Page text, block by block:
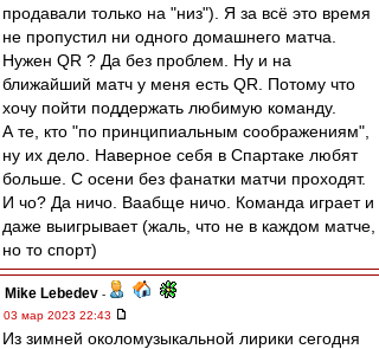
продавали только на "низ"). Я за всё это время
не пропустил ни одного домашнего матча.
Нужен QR ? Да без проблем. Ну и на
ближайший матч у меня есть QR. Потому что
хочу пойти поддержать любимую команду.
А те, кто "по принципиальным соображениям",
ну их дело. Наверное себя в Спартаке любят
больше. С осени без фанатки матчи проходят.
И чо? Да ничо. Ваабще ничо. Команда играет и
даже выигрывает (жаль, что не в каждом матче,
но то спорт)
Mike Lebedev -
03 мар 2023 22:43
Из зимней околомузыкальной лирики сегодня